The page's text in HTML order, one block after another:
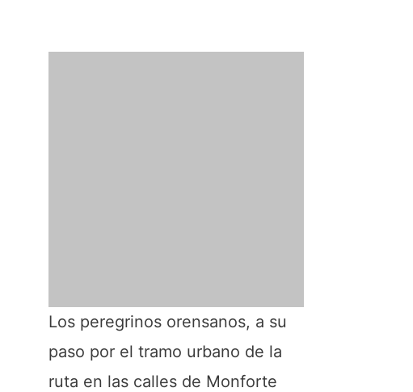
Los peregrinos orensanos, a su
paso por el tramo urbano de la
ruta en las calles de Monforte